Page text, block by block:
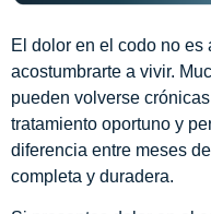
El dolor en el codo no
acostumbrarte a vivir.
pueden volverse
tratamiento oportuno y
diferencia entre meses
completa y duradera.